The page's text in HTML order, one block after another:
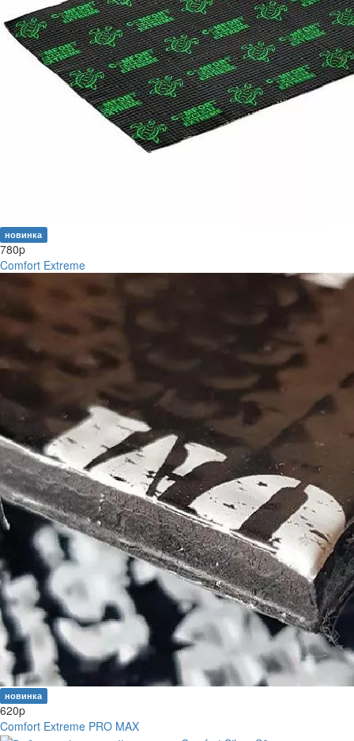
новинка
780p
Comfort Extreme
новинка
620p
Comfort Extreme PRO MAX